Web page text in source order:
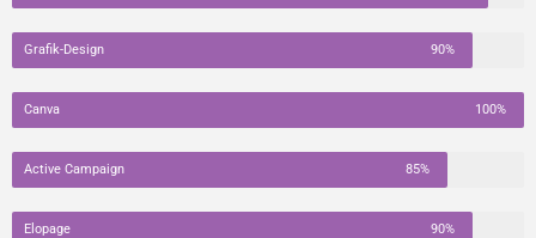
Grafik-Design 90%
Canva 100%
Active Campaign 85%
Elopage 90%